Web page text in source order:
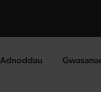
Adnoddau
landing page landing